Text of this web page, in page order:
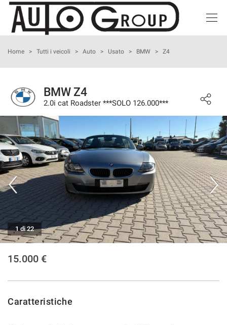
HOME
ACQUISTIAMO USATO
NOLEGGIO BREVE TERMINE
ASSISTENZA
I NOSTRI SERVIZI
CONTATTI
Home > Tutti i veicoli > Auto > Usato > BMW > Z4
BMW Z4
2.0i cat Roadster ***SOLO 126.000***
1 di 22
15.000 €
Caratteristiche